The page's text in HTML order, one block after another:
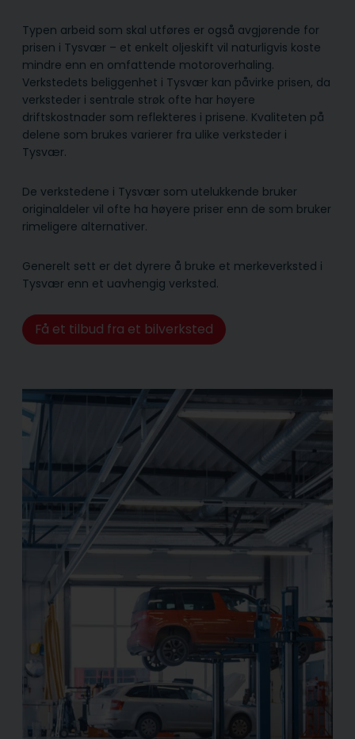
Typen arbeid som skal utføres er også avgjørende for
prisen i Tysvær – et enkelt oljeskift vil naturligvis koste
mindre enn en omfattende motoroverhaling.
Verkstedets beliggenhet i Tysvær kan påvirke prisen, da
verksteder i sentrale strøk ofte har høyere
driftskostnader som reflekteres i prisene. Kvaliteten på
delene som brukes varierer fra ulike verksteder i
Tysvær.
De verkstedene i Tysvær som utelukkende bruker
originaldeler vil ofte ha høyere priser enn de som bruker
rimeligere alternativer.
Generelt sett er det dyrere å bruke et merkeverksted i
Tysvær enn et uavhengig verksted.
Få et tilbud fra et bilverksted